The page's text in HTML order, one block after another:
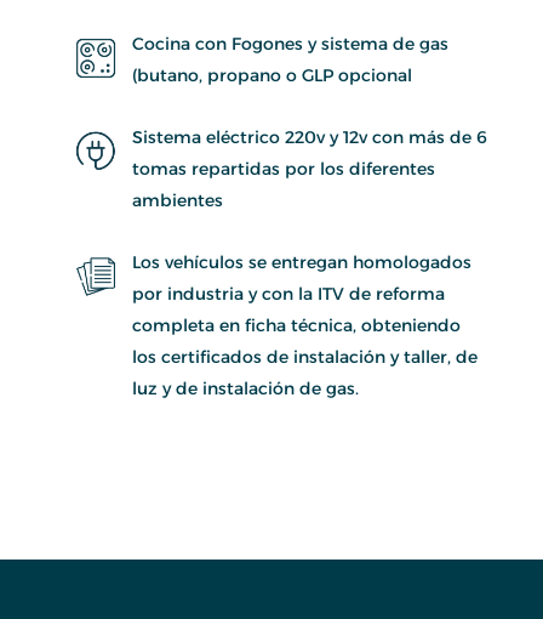
Cocina con Fogones y sistema de gas
(butano, propano o GLP opcional
Sistema eléctrico 220v y 12v con más de 6
tomas repartidas por los diferentes
ambientes
Los vehículos se entregan homologados
por industria y con la ITV de reforma
completa en ficha técnica, obteniendo
los certificados de instalación y taller, de
luz y de instalación de gas.